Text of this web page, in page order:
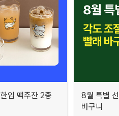
입 맥주잔 2종
8월 특별
바구니